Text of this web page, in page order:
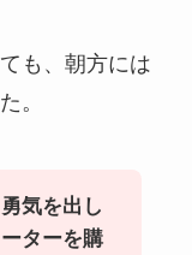
も、朝方には
。
勇気を出し
ターを購